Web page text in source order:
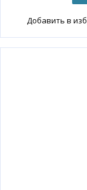
Добавить в